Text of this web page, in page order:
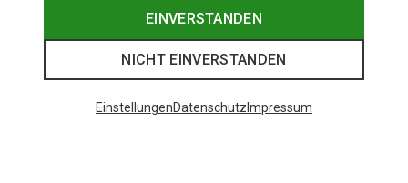
EINVERSTANDEN
NICHT EINVERSTANDEN
EinstellungenDatenschutz Impressum